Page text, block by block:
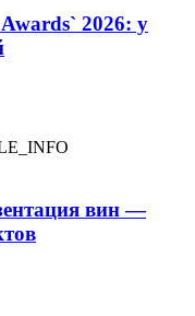
2026: у
вин —